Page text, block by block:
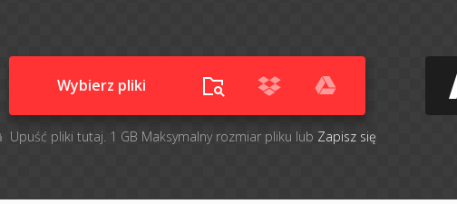
Wybierz pliki
Upuść pliki tutaj. 1 GB Maksymalny rozmiar pliku lub Zapisz się